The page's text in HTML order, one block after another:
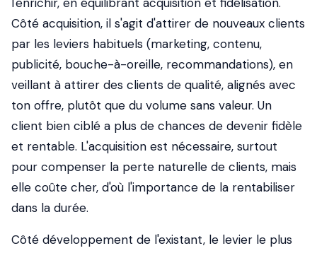
Côté acquisition, il s'agit d'attirer de nouveaux clients
par les leviers habituels (marketing, contenu,
publicité, bouche-à-oreille, recommandations), en
veillant à attirer des clients de qualité, alignés avec
ton offre, plutôt que du volume sans valeur. Un
client bien ciblé a plus de chances de devenir fidèle
et rentable. L'acquisition est nécessaire, surtout
pour compenser la perte naturelle de clients, mais
elle coûte cher, d'où l'importance de la rentabiliser
dans la durée.
Côté développement de l'existant, le levier le plus